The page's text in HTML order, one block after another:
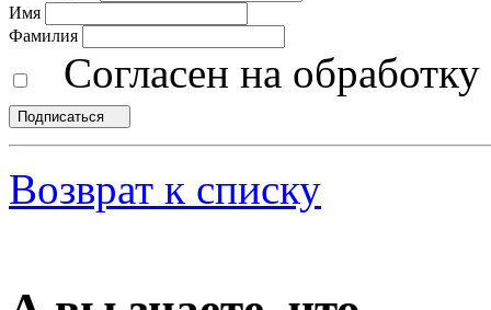
Имя
Фамилия
Согласен на
Подписаться
Возврат к списку